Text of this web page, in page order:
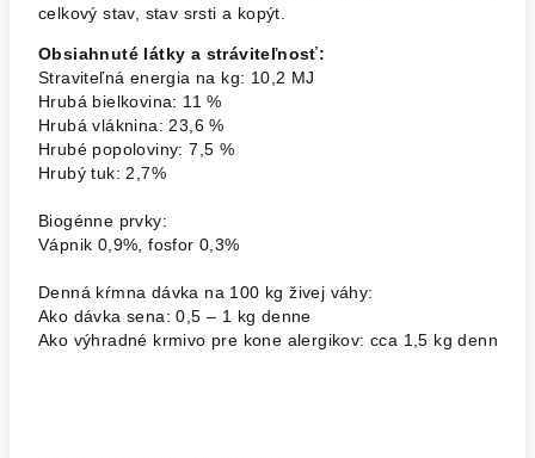
celkový stav, stav srsti a kopýt.
Obsiahnuté látky a stráviteľnosť:
Straviteľná energia na kg: 10,2 MJ
Hrubá bielkovina: 11 %
Hrubá vláknina: 23,6 %
Hrubé popoloviny: 7,5 %
Hrubý tuk: 2,7%
Biogénne prvky:
Vápnik 0,9%, fosfor 0,3%
Denná kŕmna dávka na 100 kg živej váhy:
Ako dávka sena: 0,5 – 1 kg denne
Ako výhradné krmivo pre kone alergikov: cca 1,5 kg denne